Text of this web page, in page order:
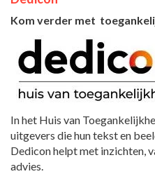
Kom verder met
In het Huis van
uitgevers die hun tekst en
Dedicon helpt met inzichten,
advies.